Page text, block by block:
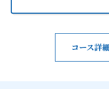
コース詳